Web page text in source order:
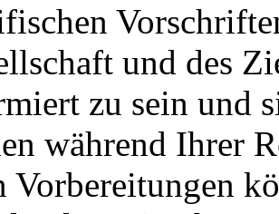
und des
zu sein und
während Ihrer
Vorbereitungen